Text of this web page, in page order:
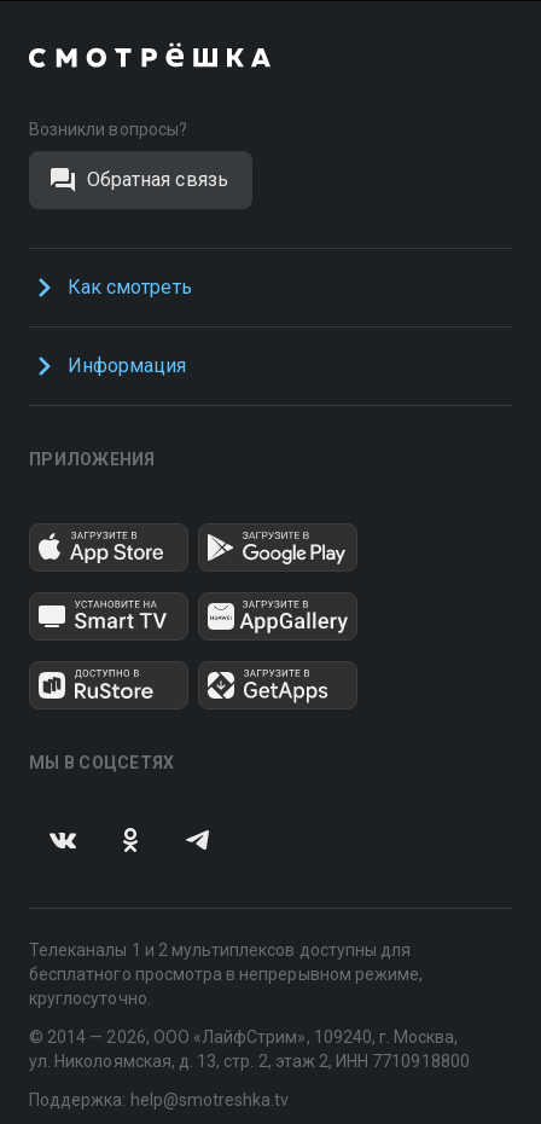
Возникли вопросы?
Обратная связь
Как смотреть
Информация
ПРИЛОЖЕНИЯ
МЫ В СОЦСЕТЯХ
Телеканалы 1 и 2 мультиплексов доступны для
бесплатного просмотра в непрерывном режиме,
круглосуточно.
© 2014 — 2026, ООО «ЛайфСтрим», 109240, г. Москва,
ул. Николоямская, д. 13, стр. 2, этаж 2, ИНН 7710918800
Поддержка: help@smotreshka.tv